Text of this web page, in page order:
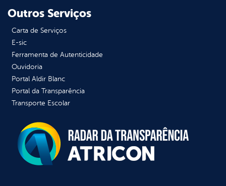
Outros Serviços
Carta de Serviços
E-sic
Ferramenta de Autenticidade
Ouvidoria
Portal Aldir Blanc
Portal da Transparência
Transporte Escolar